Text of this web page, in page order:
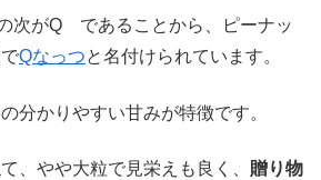
次がQ であることから、ピーナッ
Qなっつと名付けられています。
分かりやすい甘みが特徴です。
、やや大粒で見栄えも良く、 贈り物